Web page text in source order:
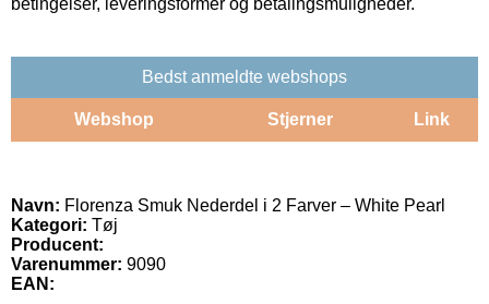
Bedst anmeldte webshops
Webshop Stjerner Link
Navn: Florenza Smuk Nederdel i 2 Farver – White Pearl
Kategori: Tøj
Producent:
Varenummer: 9090
EAN: